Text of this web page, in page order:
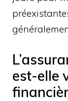
est-elle